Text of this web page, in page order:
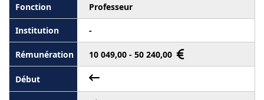
Professeur
-
10 049,00 - 50 240,00